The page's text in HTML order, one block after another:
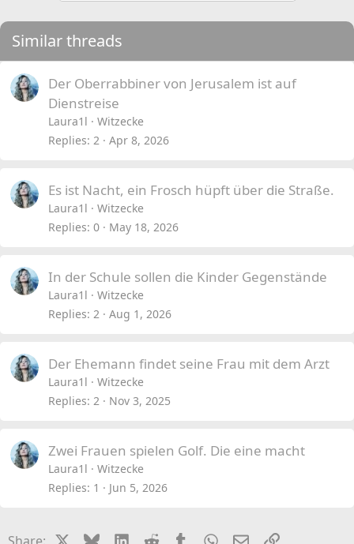
Similar threads
Der Oberrabbiner von Jerusalem ist auf
Dienstreise
Laura1l
Witzecke
Replies 2 Apr 8, 2026
Es ist Nacht, ein Frosch hüpft über die Straße.
Laura1l
Witzecke
Replies 0 May 18, 2026
In der Schule sollen die Kinder Gegenstände
Laura1l
Witzecke
Replies 2 Aug 1, 2026
Der Ehemann findet seine Frau mit dem Arzt
Laura1l
Witzecke
Replies 2 Nov 3, 2025
Zwei Frauen spielen Golf. Die eine macht
Laura1l
Witzecke
Replies 1 Jun 5, 2026
BlueskyLinkedIn
Reddit TumblrWhatsApp
EmailLink